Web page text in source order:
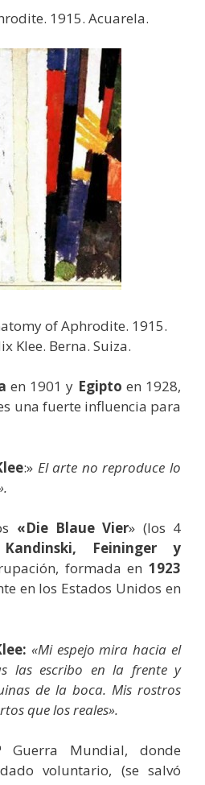
1915. Acuarela.
of Aphrodite. 1915.
Klee. Berna. Suiza.
en 1901 y Egipto en 1928,
una fuerte influencia para
:» El arte no reproduce lo
«Die Blaue Vier» (los 4
Kandinski, Feininger y
formada en 1923
en los Estados Unidos en
«Mi espejo mira hacia el
las escribo en la frente y
de la boca. Mis rostros
que los reales».
Guerra Mundial, donde
voluntario, (se salvó